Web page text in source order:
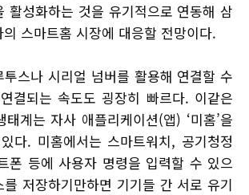
활성화하는 것을 유기적으로 연동해 삼
스마트홈 시장에 대응할 전망이다.
스나 시리얼 넘버를 활용해 연결할 수
결되는 속도도 굉장히 빠르다. 이같은
계는 자사 애플리케이션(앱) ‘미홈’을
다. 미홈에서는 스마트워치, 공기청정
폰 등에 사용자 명령을 입력할 수 있으
저장하기만하면 기기들 간 서로 유기